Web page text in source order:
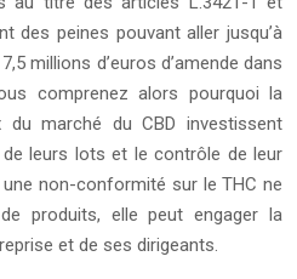
des peines pouvant aller jusqu’à
millions d’euros d’amende dans
comprenez alors pourquoi la
marché du CBD investissent
de leurs lots et le contrôle de leur
une non-conformité sur le THC ne
produits, elle peut engager la
et de ses dirigeants.